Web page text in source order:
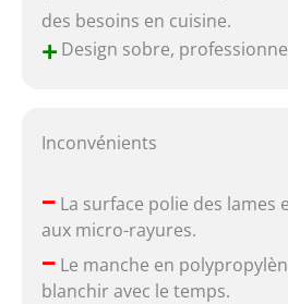
des besoins en cuisine.
+Design sobre,
Inconvénients
–La surface polie des lames
aux micro-rayures.
–Le manche en
blanchir avec le temps.